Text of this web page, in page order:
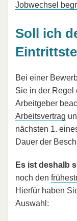
Jobwechsel
Soll ich
Bei einer
Sie in der Regel
Arbeitgeber
Arbeitsvertrag
nächsten 1.
Dauer der
Es ist deshalb
noch den
Hierfür haben
Auswahl: